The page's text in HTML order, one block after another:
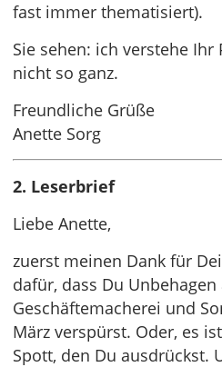
fast immer thematisiert).
Sie sehen: ich verstehe
nicht so ganz.
Freundliche Grüße
Anette Sorg
2. Leserbrief
Liebe Anette,
zuerst meinen Dank für
dafür, dass Du Unbehagen
Geschäftemacherei und
März verspürst. Oder, es
Spott, den Du ausdrückst.